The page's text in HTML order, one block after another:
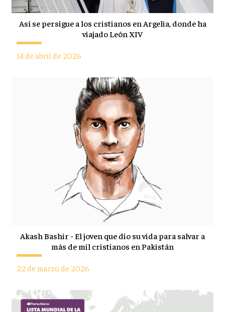
Así se persigue a los cristianos en Argelia, donde ha
viajado León XIV
14 de abril de 2026
Akash Bashir - El joven que dio su vida para salvar a
más de mil cristianos en Pakistán
22 de marzo de 2026